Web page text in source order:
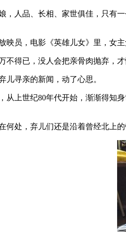
人品、长相、家世俱佳，只有一
员，电影《英雄儿女》里，女主
得已，没人会把亲骨肉抛弃，才
寻亲的新闻，动了心思。
上世纪80年代开始，渐渐得知身
处，弃儿们还是沿着曾经北上的